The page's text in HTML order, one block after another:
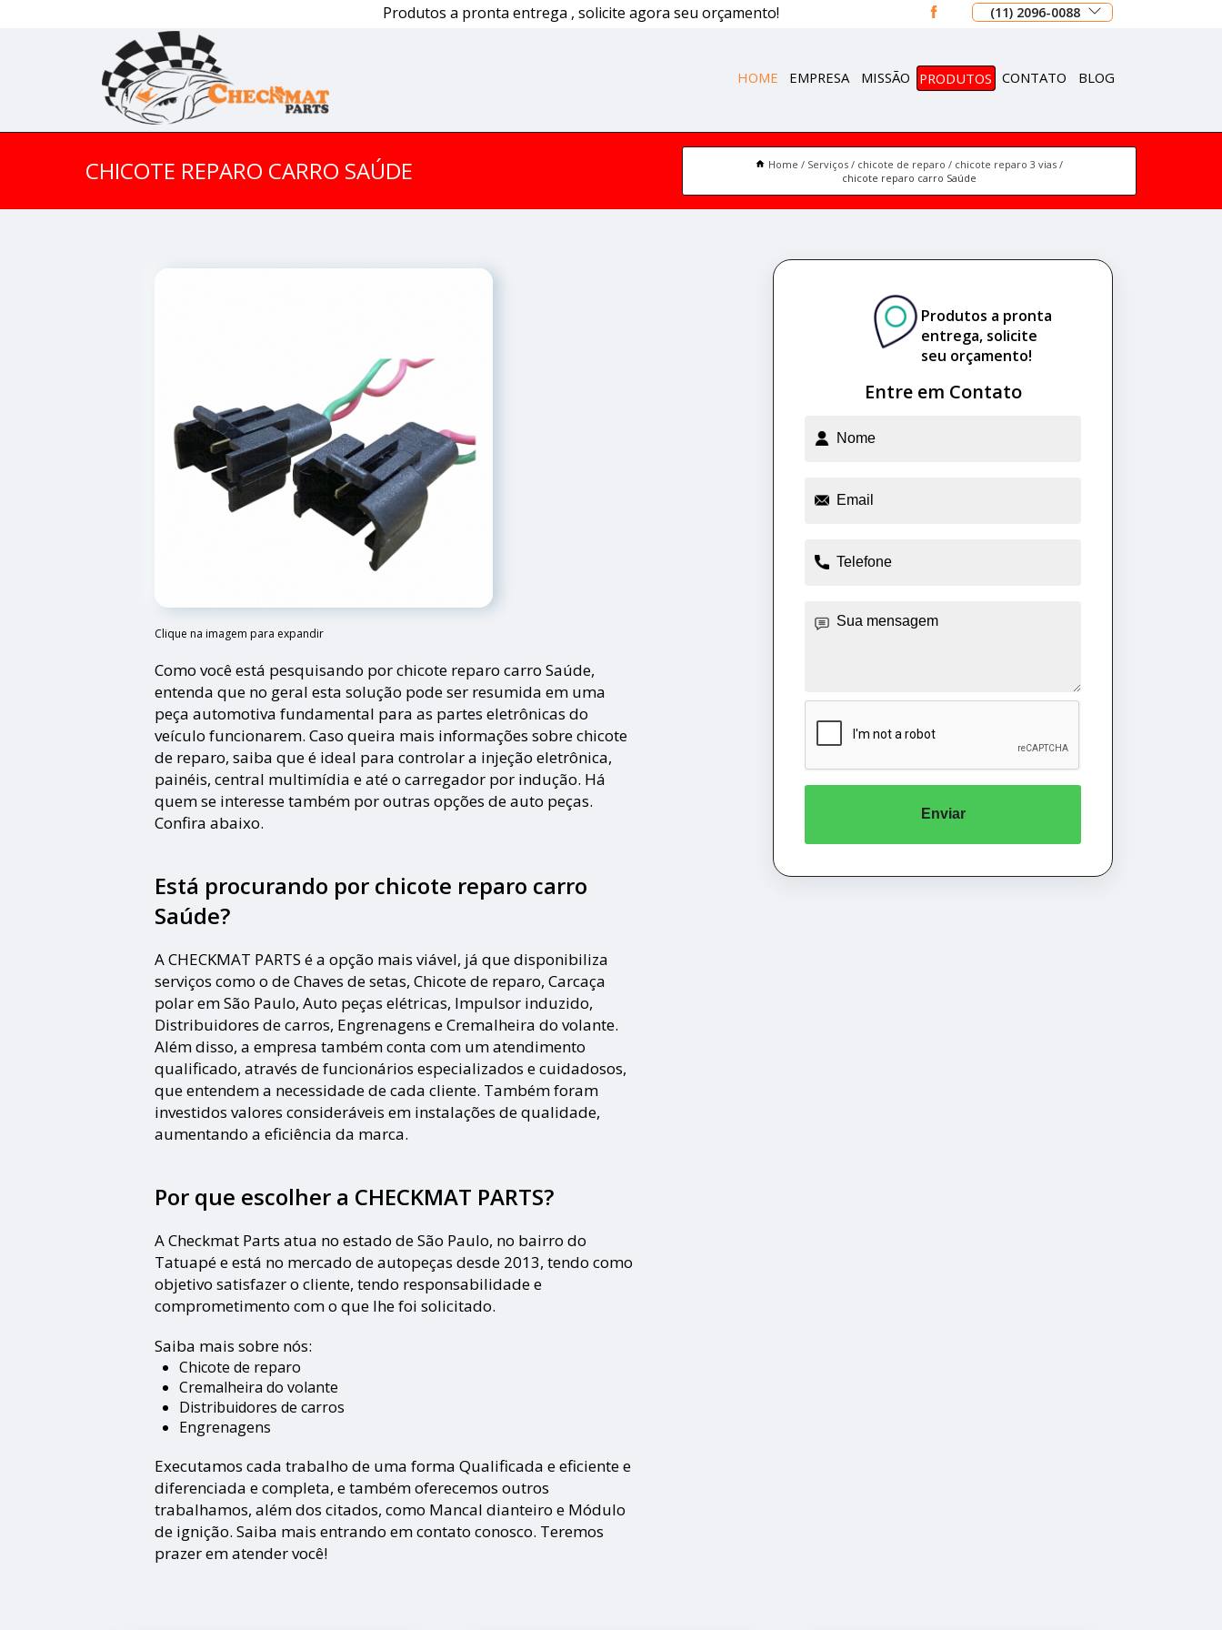
Produtos a pronta entrega , solicite agora seu orçamento! (11) 2096-0088
HOME EMPRESA MISSÃO PRODUTOS CONTATO BLOG
CHICOTE REPARO CARRO SAÚDE Home Serviços chicote de reparo
chicote reparo 3 vias
chicote reparo carro Saúde
Clique na imagem para expandir
Como você está pesquisando por chicote reparo carro Saúde,
entenda que no geral esta solução pode ser resumida em uma
peça automotiva fundamental para as partes eletrônicas do
veículo funcionarem. Caso queira mais informações sobre chicote
de reparo, saiba que é ideal para controlar a injeção eletrônica,
painéis, central multimídia e até o carregador por indução. Há
quem se interesse também por outras opções de auto peças.
Confira abaixo.
Está procurando por chicote reparo carro
Saúde?
A CHECKMAT PARTS é a opção mais viável, já que disponibiliza
serviços como o de Chaves de setas, Chicote de reparo, Carcaça
polar em São Paulo, Auto peças elétricas, Impulsor induzido,
Distribuidores de carros, Engrenagens e Cremalheira do volante.
Além disso, a empresa também conta com um atendimento
qualificado, através de funcionários especializados e cuidadosos,
que entendem a necessidade de cada cliente. Também foram
investidos valores consideráveis em instalações de qualidade,
aumentando a eficiência da marca.
Por que escolher a CHECKMAT PARTS?
A Checkmat Parts atua no estado de São Paulo, no bairro do
Tatuapé e está no mercado de autopeças desde 2013, tendo como
objetivo satisfazer o cliente, tendo responsabilidade e
comprometimento com o que lhe foi solicitado.
Saiba mais sobre nós:
Chicote de reparo
Cremalheira do volante
Distribuidores de carros
Engrenagens
Executamos cada trabalho de uma forma Qualificada e eficiente e
diferenciada e completa, e também oferecemos outros
trabalhamos, além dos citados, como Mancal dianteiro e Módulo
de ignição. Saiba mais entrando em contato conosco. Teremos
prazer em atender você!
Entre em Contato
Produtos a pronta
entrega, solicite
seu orçamento!
Enviar